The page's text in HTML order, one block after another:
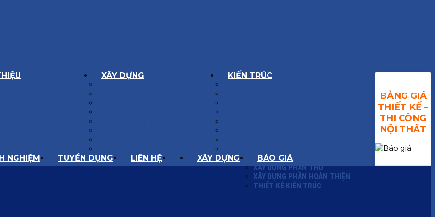
XÂY DỰNG
KIẾN TRÚC
NGHIỆM TUYỂN DỤNG LIÊN HỆ XÂY DỰNG
BÁO GIÁ
XÂY DỰNG PHẦN THÔ
XÂY DỰNG PHẦN HOÀN THIỆN
THIẾT KẾ KIẾN TRÚC
BẢNG GIÁ
THIẾT KẾ –
THI CÔNG
NỘI THẤT